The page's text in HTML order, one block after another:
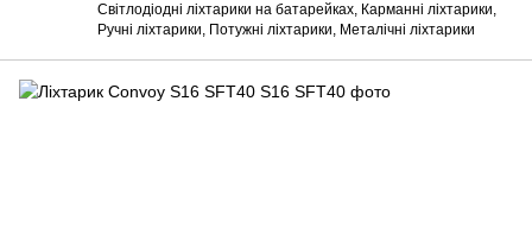
Світлодіодні ліхтарики на батарейках, Карманні ліхтарики,
Ручні ліхтарики, Потужні ліхтарики, Металічні ліхтарики